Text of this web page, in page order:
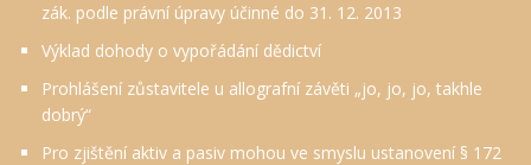
zák. podle právní úpravy účinné do 31. 12. 2013
Výklad dohody o vypořádání dědictví
Prohlášení zůstavitele u allografní závěti „jo, jo, jo, takhle
dobrý“
Pro zjištění aktiv a pasiv mohou ve smyslu ustanovení § 172